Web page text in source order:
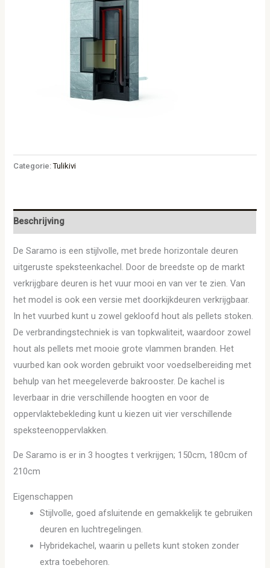
Categorie:Tulikivi
Beschrijving
De Saramo is een stijlvolle, met brede horizontale deuren
uitgeruste speksteenkachel. Door de breedste op de markt
verkrijgbare deuren is het vuur mooi en van ver te zien. Van
het model is ook een versie met doorkijkdeuren verkrijgbaar.
In het vuurbed kunt u zowel gekloofd hout als pellets stoken.
De verbrandingstechniek is van topkwaliteit, waardoor zowel
hout als pellets met mooie grote vlammen branden. Het
vuurbed kan ook worden gebruikt voor voedselbereiding met
behulp van het meegeleverde bakrooster. De kachel is
leverbaar in drie verschillende hoogten en voor de
oppervlaktebekleding kunt u kiezen uit vier verschillende
speksteenoppervlakken.
De Saramo is er in 3 hoogtes t verkrijgen; 150cm, 180cm of
210cm
Eigenschappen
Stijlvolle, goed afsluitende en gemakkelijk te gebruiken
deuren en luchtregelingen.
Hybridekachel, waarin u pellets kunt stoken zonder
extra toebehoren.